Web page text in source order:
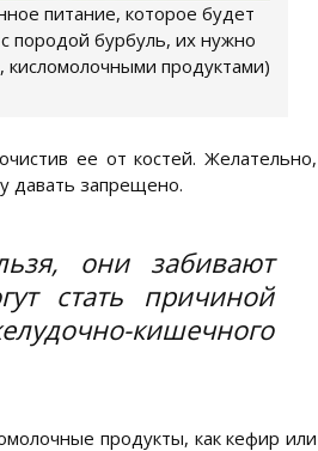
питание, которое будет
породой бурбуль, их нужно
продуктами)
ее от костей. Желательно,
давать запрещено.
они забивают
стать причиной
кишечного
продукты, как кефир или